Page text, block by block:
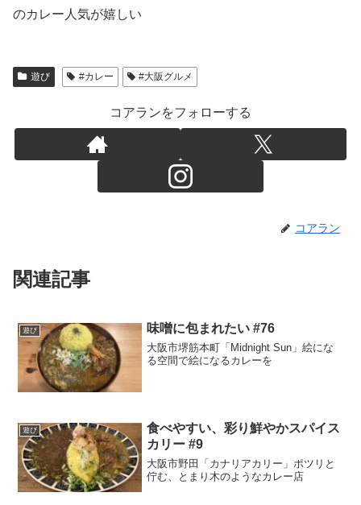
のカレー人気が嬉しい
遊び #カレー #大阪グルメ
コアランをフォローする
コアラン
関連記事
遊び 味噌に包まれたい #76
大阪市堺筋本町「Midnight Sun」絵にな
る空間で絵になるカレーを
遊び
食べやすい、彩り鮮やかスパイス
カリー #9
大阪市野田「カナリアカリー」ポツリと
佇む、とまり木のようなカレー店